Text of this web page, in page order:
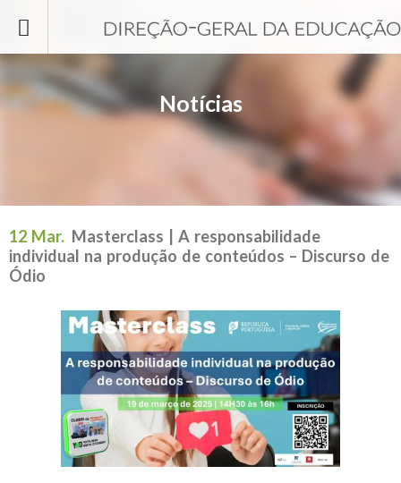
Notícias
12 Mar. Masterclass | A responsabilidade
individual na produção de conteúdos – Discurso de
Ódio